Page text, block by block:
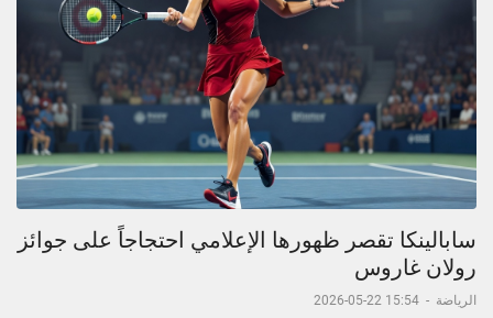
سابالينكا تقصر ظهورها الإعلامي احتجاجاً على جوائز
رولان غاروس
الرياضة -
15:54 22-05-2026